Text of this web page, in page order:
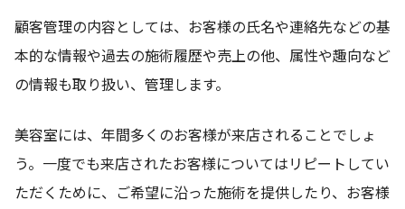
顧客管理の内容としては、お客様の氏名や連絡先などの基
本的な情報や過去の施術履歴や売上の他、属性や趣向など
の情報も取り扱い、管理します。
美容室には、年間多くのお客様が来店されることでしょ
う。一度でも来店されたお客様についてはリピートしてい
ただくために、ご希望に沿った施術を提供したり、お客様